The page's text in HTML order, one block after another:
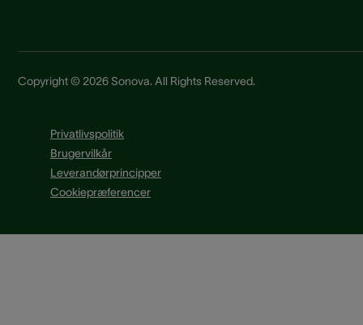
Copyright © 2026 Sonova. All Rights Reserved.
Privatlivspolitik
Brugervilkår
Leverandørprincipper
Cookiepræferencer